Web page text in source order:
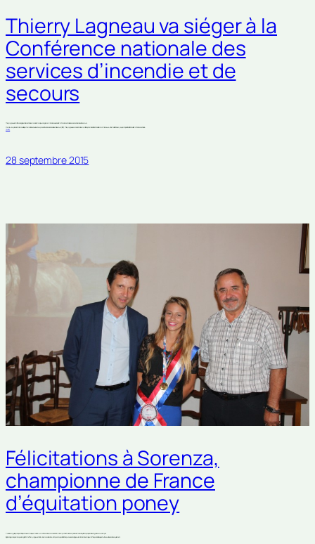
Thierry Lagneau va siéger à la
Conférence nationale des
services d’incendie et de
secours
Thierry Lagneau vient d’être désigné par l’Association des maires de France pour siéger comme titulaire au sein de la Conférence nationale des services d’incendie et de secours.
Premier-vice-président du Conseil départemental de Vaucluse et vice-président du Service d’incendie et de secours (SDIS), Thierry Lagneau se rendra à Paris ce mardi 29 septembre à l’invitation de Bernard Cazeneuve, ministre de l’Intérieur, pour participer à l’installation de la Conférence nationale.
(suite…)
28 septembre 2015
Félicitations à Sorenza,
championne de France
d’équitation poney
Cavalière sorguaise pratiquant l’équitation au centre équestre de la Gourmette à Vedène, Sorenza LEBREUX a remporté le titre de championne de France d’équitation poney dans la catégorie concours complet.
Il s’agit d’une grande première pour la région PACA et Thierry Lagneau et Joël Guin, le maire de Vedène, n’ont pas manqué de féliciter la jeune cavalière âgée seulement de 14 ans et qui devrait faire parler d’elle au plus haut niveau dans les années qui viennent.